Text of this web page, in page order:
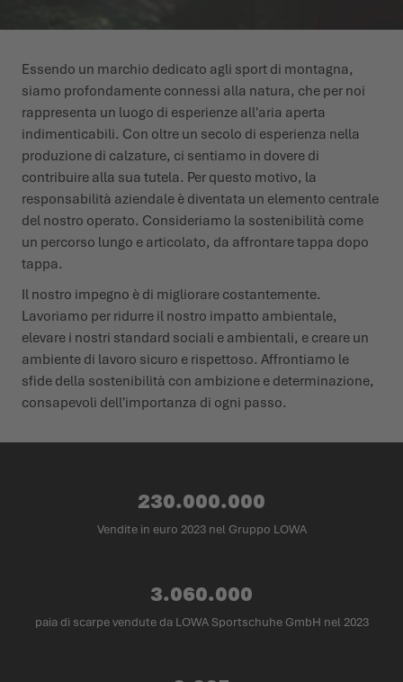
Essendo un marchio dedicato agli sport di montagna,
siamo profondamente connessi alla natura, che per noi
rappresenta un luogo di esperienze all'aria aperta
indimenticabili. Con oltre un secolo di esperienza nella
produzione di calzature, ci sentiamo in dovere di
contribuire alla sua tutela. Per questo motivo, la
responsabilità aziendale è diventata un elemento centrale
del nostro operato. Consideriamo la sostenibilità come
un percorso lungo e articolato, da affrontare tappa dopo
tappa.
Il nostro impegno è di migliorare costantemente.
Lavoriamo per ridurre il nostro impatto ambientale,
elevare i nostri standard sociali e ambientali, e creare un
ambiente di lavoro sicuro e rispettoso. Affrontiamo le
sfide della sostenibilità con ambizione e determinazione,
consapevoli dell'importanza di ogni passo.
230.000.000
Vendite in euro 2023 nel Gruppo LOWA
3.060.000
paia di scarpe vendute da LOWA Sportschuhe GmbH nel 2023